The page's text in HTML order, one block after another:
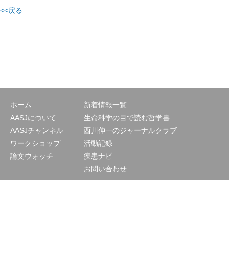
<<戻る
ホーム
AASJについて
AASJチャンネル
ワークショップ
論文ウォッチ
新着情報一覧
生命科学の目で読む哲学書
西川伸一のジャーナルクラブ
活動記録
疾患ナビ
お問い合わせ